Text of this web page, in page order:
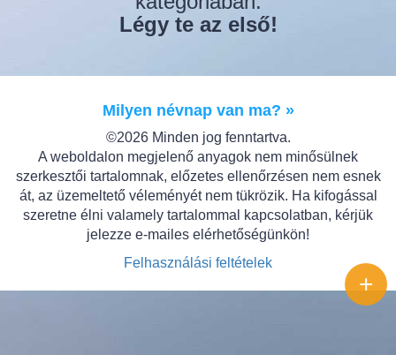
Légy te az első!
Milyen névnap van ma? »
©2026 Minden jog fenntartva.
A weboldalon megjelenő anyagok nem minősülnek
szerkesztői tartalomnak, előzetes ellenőrzésen nem esnek
át, az üzemeltető véleményét nem tükrözik. Ha kifogással
szeretne élni valamely tartalommal kapcsolatban, kérjük
jelezze e-mailes elérhetőségünkön!
Felhasználási feltételek
+